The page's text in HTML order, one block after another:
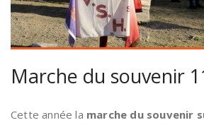
Marche du souvenir
Cette année la marche du souvenir